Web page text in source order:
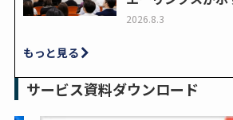
2026.8.3
もっと見る
サービス資料ダウンロード